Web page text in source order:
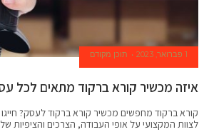
1 פברואר, 2023 תוכן מקודם
איזה מכשיר קורא ברקוד מתאים לכל
קורא ברקוד מחפשים מכשיר קורא ברקוד לעסק?
לצוות המקצועי על אופי העבודה, הצרכים והציפיות